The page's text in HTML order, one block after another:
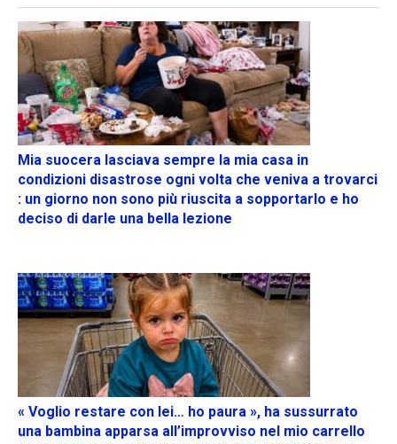
Mia suocera lasciava sempre la mia casa in
condizioni disastrose ogni volta che veniva a trovarci
: un giorno non sono più riuscita a sopportarlo e ho
deciso di darle una bella lezione
« Voglio restare con lei… ho paura », ha sussurrato
una bambina apparsa all’improvviso nel mio carrello